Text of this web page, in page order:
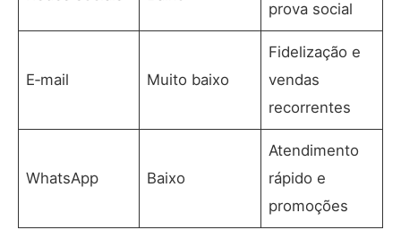
prova social
E‑mail Muito baixo
Fidelização e
vendas
recorrentes
WhatsApp Baixo
Atendimento
rápido e
promoções